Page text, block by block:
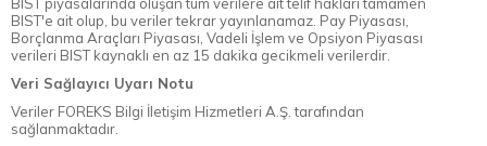
BIST piyasalarında oluşan tüm verilere ait telif hakları tamamen
BIST'e ait olup, bu veriler tekrar yayınlanamaz. Pay Piyasası,
Borçlanma Araçları Piyasası, Vadeli İşlem ve Opsiyon Piyasası
verileri BIST kaynaklı en az 15 dakika gecikmeli verilerdir.
Veri Sağlayıcı Uyarı Notu
Veriler FOREKS Bilgi İletişim Hizmetleri A.Ş. tarafından
sağlanmaktadır.